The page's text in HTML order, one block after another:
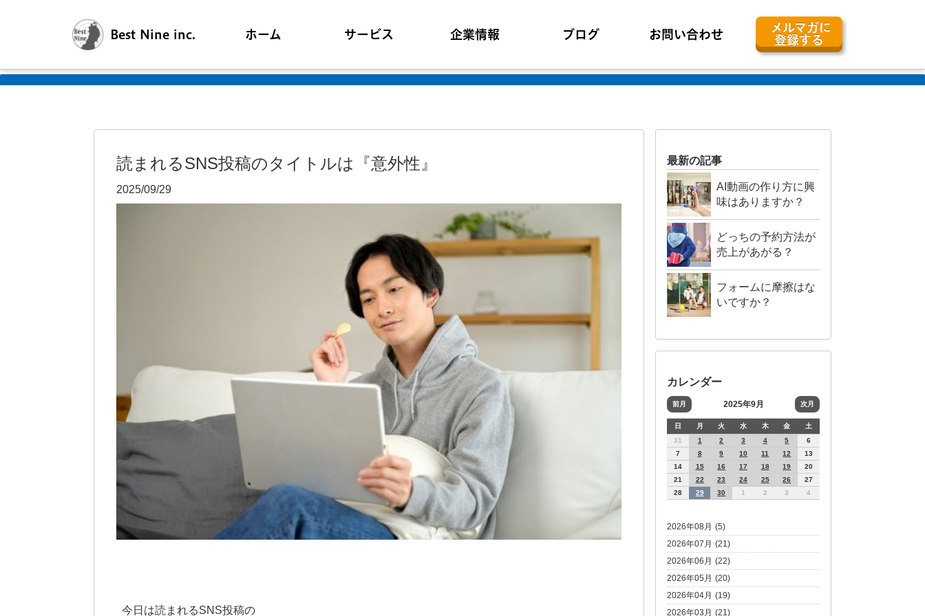
Best Nine inc. ホーム サービス 企業情報 ブログ お問い合わせ メルマガに
登録する
読まれるSNS投稿のタイトルは『意外性』
2025/09/29
今日は読まれるSNS投稿の
最新の記事
AI動画の作り方に興
味はありますか？
どっちの予約方法が
売上があがる？
フォームに摩擦はな
いですか？
カレンダー
前月 2025年9月 次月
日 月 火 水 木 金
土
31
1 2 3 4 5
6
7
8 9 10 11 12
13
14
15 16 17 18 19
20
21
22 23 24 25 26
27
28
29 30 1 2 3 4
2026年08月 (5)
2026年07月 (21)
2026年06月 (22)
2026年05月 (20)
2026年04月 (19)
2026年03月 (21)